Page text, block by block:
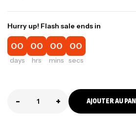
Hurry up! Flash sale ends in
00
days
00
hrs
00
mins
00
secs
- + AJOUTER AU